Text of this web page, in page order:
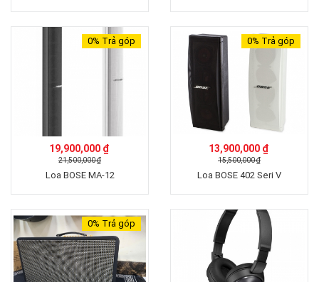
0% Trả góp
19,900,000 ₫
21,500,000 ₫
Loa BOSE MA-12
0% Trả góp
13,900,000 ₫
15,500,000 ₫
Loa BOSE 402 Seri V
0% Trả góp